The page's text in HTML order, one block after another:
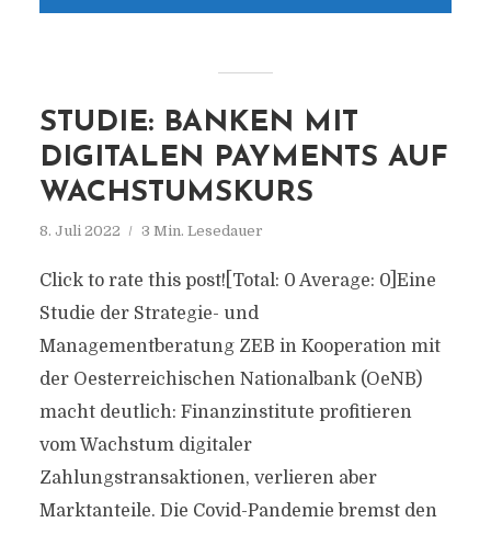
STUDIE: BANKEN MIT
DIGITALEN PAYMENTS AUF
WACHSTUMSKURS
8. Juli 2022 3 Min. Lesedauer
Click to rate this post![Total: 0 Average: 0]Eine
Studie der Strategie- und
Managementberatung ZEB in Kooperation mit
der Oesterreichischen Nationalbank (OeNB)
macht deutlich: Finanzinstitute profitieren
vom Wachstum digitaler
Zahlungstransaktionen, verlieren aber
Marktanteile. Die Covid-Pandemie bremst den